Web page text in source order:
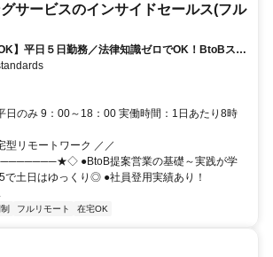
サービスのインサイドセールス(フル
】平日５日勤務／法律知識ゼロでOK！BtoBスキ
日のみ 9：00～18：00 実働時間：1日あたり8時
型リモートワーク ／／
●BtoB提案営業の基礎～実践が学
で土日はゆっくり◎ ●社員登用実績あり！
フルリモート 在宅OK